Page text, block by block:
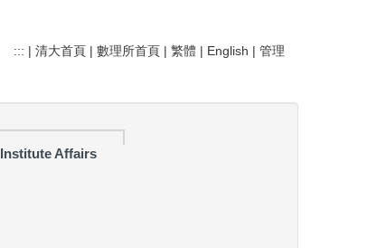
::: | 清大首頁 | 數理所首頁 | 繁體 | English | 管理
Institute Affairs